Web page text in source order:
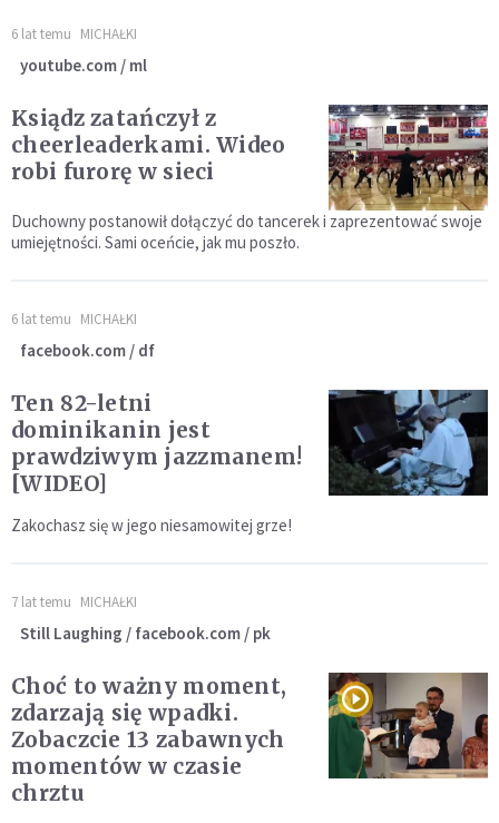
6 lat temu MICHAŁKI
youtube.com / ml
Ksiądz zatańczył z
cheerleaderkami. Wideo
robi furorę w sieci
Duchowny postanowił dołączyć do tancerek i zaprezentować swoje
umiejętności. Sami oceńcie, jak mu poszło.
6 lat temu MICHAŁKI
facebook.com / df
Ten 82-letni
dominikanin jest
prawdziwym jazzmanem!
[WIDEO]
Zakochasz się w jego niesamowitej grze!
7 lat temu MICHAŁKI
Still Laughing / facebook.com / pk
Choć to ważny moment,
zdarzają się wpadki.
Zobaczcie 13 zabawnych
momentów w czasie
chrztu